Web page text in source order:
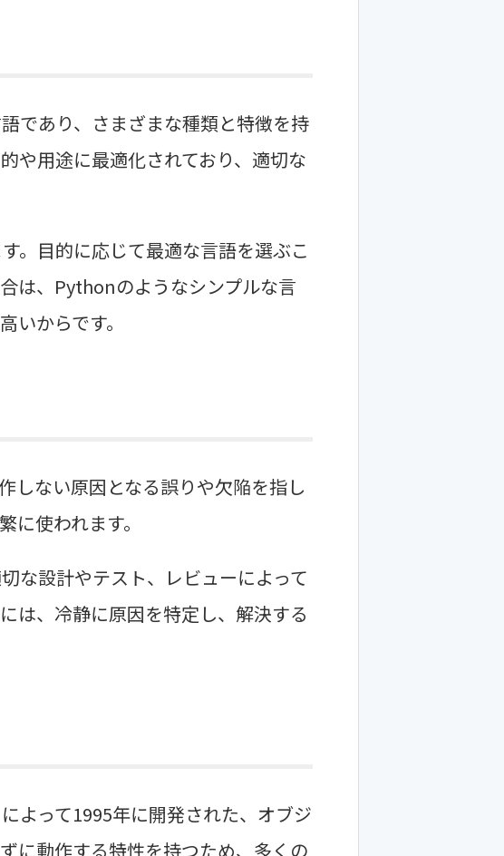
であり、さまざまな種類と特徴を持
や用途に最適化されており、適切な
。目的に応じて最適な言語を選ぶこ
は、Pythonのようなシンプルな言
からです。
しない原因となる誤りや欠陥を指し
使われます。
な設計やテスト、レビューによって
は、冷静に原因を特定し、解決する
よって1995年に開発された、オブジ
に動作する特性を持つため、多くの